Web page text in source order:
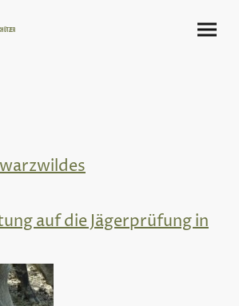
auf die Jägerprüfung in